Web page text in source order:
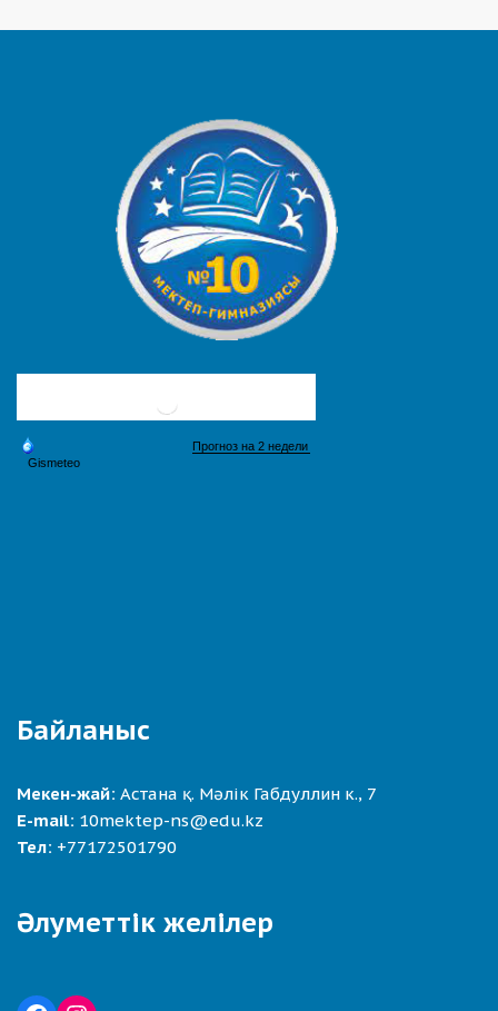
Байланыс
Мекен-жай: Астана қ. Мәлік Габдуллин к., 7
E-mail: 10mektep-ns@edu.kz
Тел: +77172501790
Әлуметтік желілер